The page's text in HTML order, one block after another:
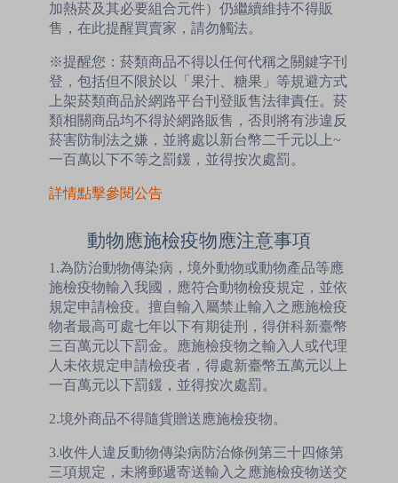
加熱菸及其必要組合元件）仍繼續維持不得販
售，在此提醒買賣家，請勿觸法。
※提醒您：菸類商品不得以任何代稱之關鍵字刊
登，包括但不限於以「果汁、糖果」等規避方式
上架菸類商品於網路平台刊登販售法律責任。菸
類相關商品均不得於網路販售，否則將有涉違反
菸害防制法之嫌，並將處以新台幣二千元以上~
一百萬以下不等之罰鍰，並得按次處罰。
詳情點擊參閱公告
動物應施檢疫物應注意事項
1.為防治動物傳染病，境外動物或動物產品等應
施檢疫物輸入我國，應符合動物檢疫規定，並依
規定申請檢疫。擅自輸入屬禁止輸入之應施檢疫
物者最高可處七年以下有期徒刑，得併科新臺幣
三百萬元以下罰金。應施檢疫物之輸入人或代理
人未依規定申請檢疫者，得處新臺幣五萬元以上
一百萬元以下罰鍰，並得按次處罰。
2.境外商品不得隨貨贈送應施檢疫物。
3.收件人違反動物傳染病防治條例第三十四條第
三項規定，未將郵遞寄送輸入之應施檢疫物送交